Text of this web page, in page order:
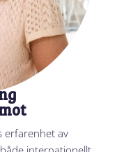
erfarenhet av